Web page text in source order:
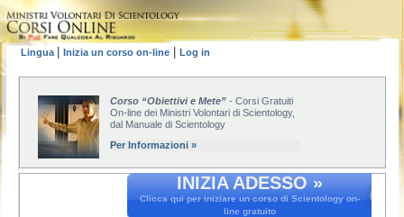
Lingua Inizia un corso on-line Log in
Corso “Obiettivi e Mete” - Corsi Gratuiti
On-line dei Ministri Volontari di Scientology,
dal Manuale di Scientology
Per Informazioni »
INIZIA ADESSO »
Clicca qui per iniziare un corso di Scientology on-
line gratuito